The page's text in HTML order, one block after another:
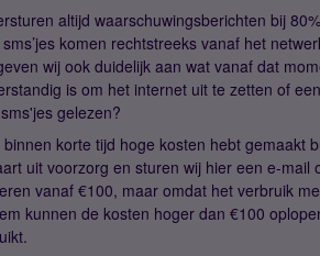
altijd waarschuwingsberichten bij
komen rechtstreeks vanaf het
wij ook duidelijk aan wat vanaf dat
is om het internet uit te zetten of
gelezen?
binnen korte tijd hoge kosten hebt gemaakt
uit voorzorg en sturen wij hier een e-mail
vanaf €100, maar omdat het verbruik
kunnen de kosten hoger dan €100